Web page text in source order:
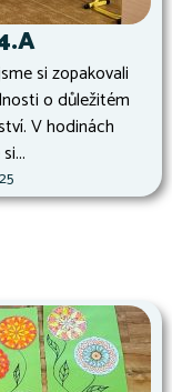
si zopakovali
o důležitém
V hodinách